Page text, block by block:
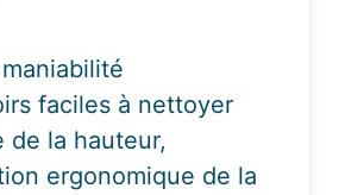
faciles à nettoyer
de la hauteur,
ergonomique de la